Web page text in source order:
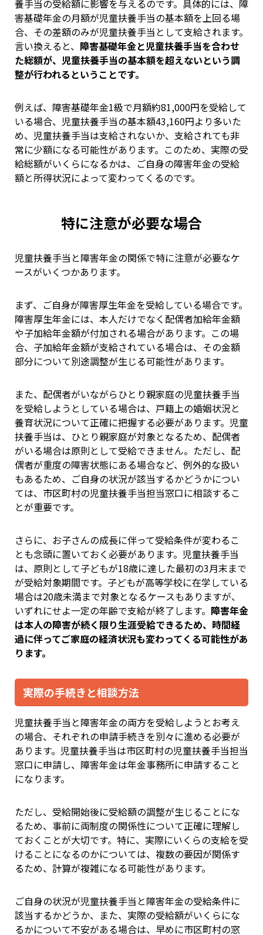
養手当の受給額に影響を与えるのです。具体的には、障
害基礎年金の月額が児童扶養手当の基本額を上回る場
合、その差額のみが児童扶養手当として支給されます。
言い換えると、 障害基礎年金と児童扶養手当を合わせ
た総額が、児童扶養手当の基本額を超えないという調
整が行われるということです。
例えば、障害基礎年金1級で月額約81,000円を受給して
いる場合、児童扶養手当の基本額43,160円より多いた
め、児童扶養手当は支給されないか、支給されても非
常に少額になる可能性があります。このため、実際の受
給総額がいくらになるかは、ご自身の障害年金の受給
額と所得状況によって変わってくるのです。
特に注意が必要な場合
児童扶養手当と障害年金の関係で特に注意が必要なケ
ースがいくつかあります。
まず、ご自身が障害厚生年金を受給している場合です。
障害厚生年金には、本人だけでなく配偶者加給年金額
や子加給年金額が付加される場合があります。この場
合、子加給年金額が支給されている場合は、その金額
部分について別途調整が生じる可能性があります。
また、配偶者がいながらひとり親家庭の児童扶養手当
を受給しようとしている場合は、戸籍上の婚姻状況と
養育状況について正確に把握する必要があります。児童
扶養手当は、ひとり親家庭が対象となるため、配偶者
がいる場合は原則として受給できません。ただし、配
偶者が重度の障害状態にある場合など、例外的な扱い
もあるため、ご自身の状況が該当するかどうかについ
ては、市区町村の児童扶養手当担当窓口に相談するこ
とが重要です。
さらに、お子さんの成長に伴って受給条件が変わるこ
とも念頭に置いておく必要があります。児童扶養手当
は、原則として子どもが18歳に達した最初の3月末まで
が受給対象期間です。子どもが高等学校に在学している
場合は20歳未満まで対象となるケースもありますが、
いずれにせよ一定の年齢で支給が終了します。 障害年金
は本人の障害が続く限り生涯受給できるため、時間経
過に伴ってご家庭の経済状況も変わってくる可能性があ
ります。
実際の手続きと相談方法
児童扶養手当と障害年金の両方を受給しようとお考え
の場合、それぞれの申請手続きを別々に進める必要が
あります。児童扶養手当は市区町村の児童扶養手当担当
窓口に申請し、障害年金は年金事務所に申請すること
になります。
ただし、受給開始後に受給額の調整が生じることにな
るため、事前に両制度の関係性について正確に理解し
ておくことが大切です。特に、実際にいくらの支給を受
けることになるのかについては、複数の要因が関係す
るため、計算が複雑になる可能性があります。
ご自身の状況が児童扶養手当と障害年金の受給条件に
該当するかどうか、また、実際の受給額がいくらにな
るかについて不安がある場合は、早めに市区町村の窓